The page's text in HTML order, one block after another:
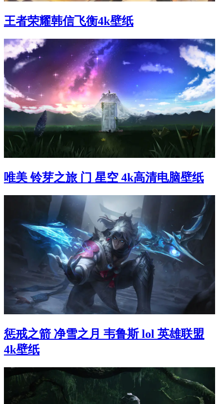
王者荣耀韩信飞衡4k壁纸
唯美 铃芽之旅 门 星空 4k高清电脑壁纸
惩戒之箭 净雪之月 韦鲁斯 lol 英雄联盟
4k壁纸